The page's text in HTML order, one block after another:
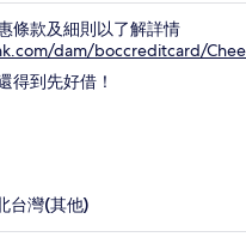
條款及細則以了解詳情
dam/boccreditcard/
得到先好借！
台灣(其他)